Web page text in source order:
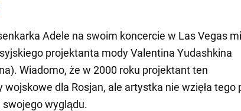
Adele na swoim koncercie w Las Vegas
projektanta mody Valentina Yudashkina
Wiadomo, że w 2000 roku projektant ten
wojskowe dla Rosjan, ale artystka nie wzięła tego
wyglądu.